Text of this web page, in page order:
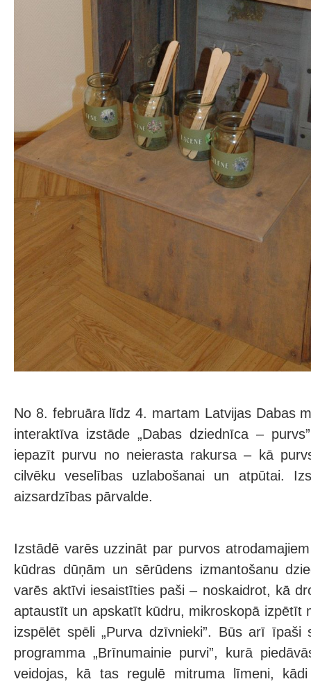
No 8. februāra līdz 4. martam Latvijas Dabas
interaktīva izstāde „Dabas dziednīca –
iepazīt purvu no neierasta rakursa – kā
cilvēku veselības uzlabošanai un atpūtai.
aizsardzības pārvalde.
Izstādē varēs uzzināt par purvos
kūdras dūņām un sērūdens izmantošanu
varēs aktīvi iesaistīties paši – noskaidrot, kā
aptaustīt un apskatīt kūdru, mikroskopā izpētīt
izspēlēt spēli „Purva dzīvnieki”. Būs arī īpaši
programma „Brīnumainie purvi”, kurā
veidojas, kā tas regulē mitruma līmeni,